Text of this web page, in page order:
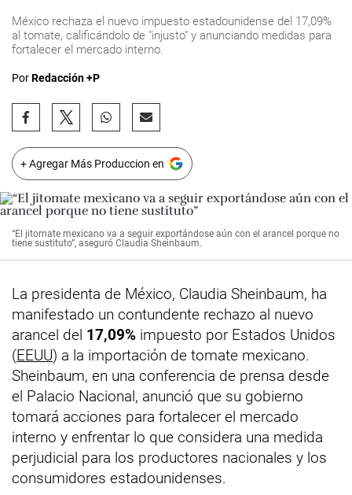
México rechaza el nuevo impuesto estadounidense del 17,09%
al tomate, calificándolo de "injusto" y anunciando medidas para
fortalecer el mercado interno.
PorRedacción +P
+ Agregar Más Produccion en
“El jitomate mexicano va a seguir exportándose aún con el arancel porque no
tiene sustituto”, aseguró Claudia Sheinbaum.
La presidenta de México, Claudia Sheinbaum, ha
manifestado un contundente rechazo al nuevo
arancel del 17,09% impuesto por Estados Unidos
(EEUU) a la importación de tomate mexicano.
Sheinbaum, en una conferencia de prensa desde
el Palacio Nacional, anunció que su gobierno
tomará acciones para fortalecer el mercado
interno y enfrentar lo que considera una medida
perjudicial para los productores nacionales y los
consumidores estadounidenses.